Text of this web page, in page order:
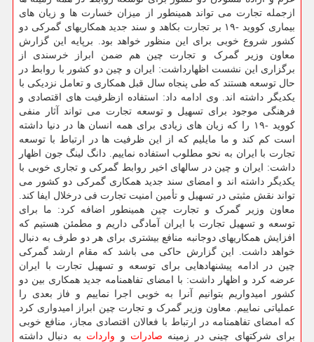
ازجمله تجارت می تواند همینطور از میزان خسارت ها و زیان های
بیماری کووید -۱۹ بر تجارت بکاهد و سند جدید همکاریهای گمرکی دو
کشور شروع خوبی برای این منظور خواهد بود. برپایه این گزارش
معاون وزیر گمرک و تجارت چین هم ضمن ابراز خرسندی از
برگزاری این نشست اظهارداشت: ایران و چین دو کشور با روابط در
حال توسعه هستند که طی پنجاه سال قبل همکاری و تعامل نزدیکی با
یکدیگر داشته اند. وی ادامه داد: استفاده ازظرفیت های اقتصادی و
فرهنگی موجود برای تسهیل و توسعه تجارت می تواند آثار منفی
کووید -۱۹ را که زیان های زیادی برای همه انسان ها در دنیا داشته
است کم کند و ما مایلیم که از این ظرفیت ها در ارتباط با توسعه
تجارت با ایران به نحو مطلوب استفاده نماییم. دانگ لینگ جون اظهار
داشت: ایران و چین در سالهای اخیر روابط گمرکی و تجاری خوبی با
یکدیگر داشته اند و امضای سند جدید همکاری گمرکی دو کشور می
تواند نقش مثبتی در تسهیل و تأمین امنیت تجارت فی درخلال ایفا کند.
معاون وزیر گمرک و تجارت چین همینطور اضافه کرد: ما برای
توسعه و تسهیل تجارت با ایران آمادگی داریم و مطمئن هستیم که
افزایش همکاریهای دوجانبه منافع بیشتری برای هر دو طرف به دنبال
خواهد داشت. این گزارش حاکی می باشد که مقام ارشد گمرکی
چین در ادامه پیشنهادهایی برای توسعه و تسهیل تجارت با ایران
عرضه کرد و اظهار داشت: با امضای تفاهمنامه جدید همکاری بین دو
کشور امیدواریم بتوانیم آنرا به خوبی اجرا نماییم و فاز بعدی را
عملیاتی نماییم. معاون وزیر گمرک و تجارت چین ابراز امیدواری کرد
که امضای تفاهمنامه در ارتباط با فعالان اقتصادی مجاز، منافع خوبی
برای شرکتهای چینی در زمینه صادرات و واردات به دنبال داشته